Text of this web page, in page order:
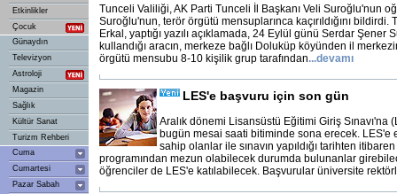
Etkinlikler
Çocuk
Günaydın
Televizyon
Astroloji
Magazin
Sağlık
Kültür Sanat
Turizm Rehberi
Cuma
Cumartesi
Pazar Sabah
Tunceli Valiliği, AK Parti Tunceli İl Başkanı Veli Suroğlu'nun
Suroğlu'nun, terör örgütü mensuplarınca kaçırıldığını
Erkal, yaptığı yazılı açıklamada, 24 Eylül günü Serdar Şener
kullandığı aracın, merkeze bağlı Doluküp köyünden il
örgütü mensubu 8-10 kişilik grup tarafından...devamı
LES'e başvuru için son gün
Aralık dönemi Lisansüstü Eğitimi Giriş Sınavı'na
bugün mesai saati bitiminde sona erecek. LES'e
sahip olanlar ile sınavın yapıldığı tarihten
programından mezun olabilecek durumda bulunanlar
öğrenciler de LES'e katılabilecek. Başvurular üniversite